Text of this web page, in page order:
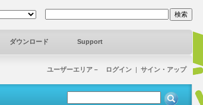
ダウンロード Support
ユーザーエリア－ ログイン | サイン・アップ